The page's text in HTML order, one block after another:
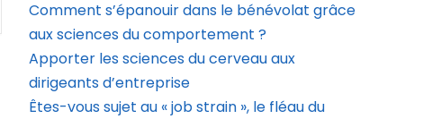
Comment s’épanouir dans le bénévolat grâce
aux sciences du comportement ?
Apporter les sciences du cerveau aux
dirigeants d’entreprise
Êtes-vous sujet au « job strain », le fléau du